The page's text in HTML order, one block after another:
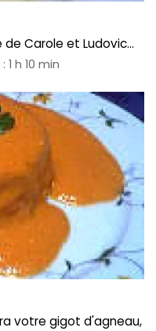
Carole et Ludovic...
h 10 min
votre gigot d'agneau,